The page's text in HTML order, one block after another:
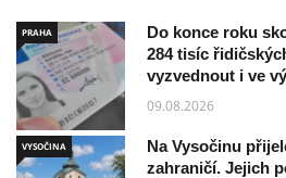
PRAHA
Do konce roku
284 tisíc
vyzvednout i ve
09.08.2026
VYSOČINA
Na Vysočinu
zahraničí. Jejich